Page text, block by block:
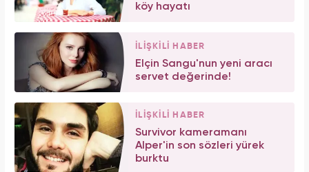
köy hayatı
İLİŞKİLİ HABER
Elçin Sangu'nun yeni aracı
servet değerinde!
İLİŞKİLİ HABER
Survivor kameramanı
Alper'in son sözleri yürek
burktu